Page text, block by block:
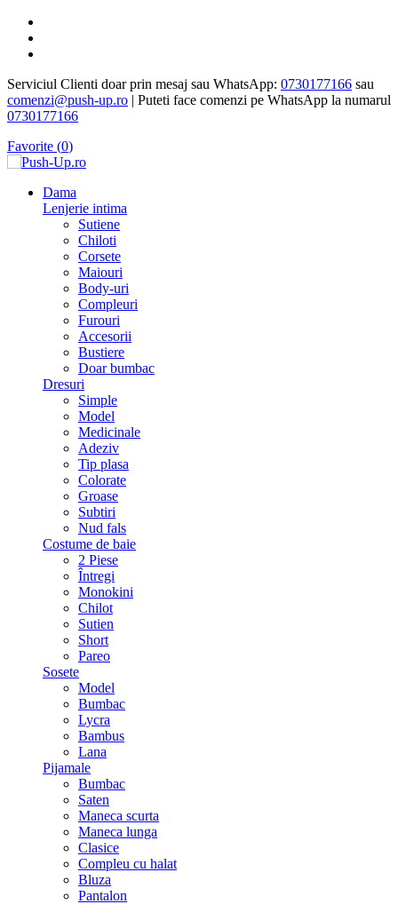
Serviciul Clienti doar prin mesaj sau WhatsApp: 0730177166 sau
comenzi@push-up.ro | Puteti face comenzi pe WhatsApp la numarul
0730177166
Favorite (0)
Dama
Lenjerie intima
Sutiene
Chiloti
Corsete
Maiouri
Body-uri
Compleuri
Furouri
Accesorii
Bustiere
Doar bumbac
Dresuri
Simple
Model
Medicinale
Adeziv
Tip plasa
Colorate
Groase
Subtiri
Nud fals
Costume de baie
2 Piese
Întregi
Monokini
Chilot
Sutien
Short
Pareo
Sosete
Model
Bumbac
Lycra
Bambus
Lana
Pijamale
Bumbac
Saten
Maneca scurta
Maneca lunga
Clasice
Compleu cu halat
Bluza
Pantalon